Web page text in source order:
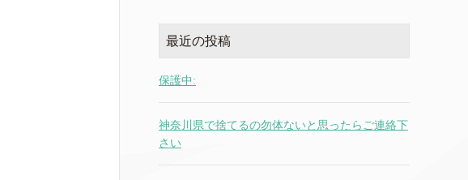
最近の投稿
保護中:
神奈川県で捨てるの勿体ないと思ったらご連絡下
さい